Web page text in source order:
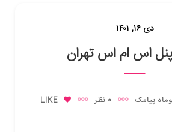
دی ۱۶, ۱۴۰۱
اس ام اس تهران
پیامک 0 نظر LIKE